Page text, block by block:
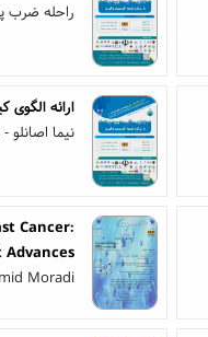
راحله ضرب
ارائه
نیما
Cancer:
Moradi